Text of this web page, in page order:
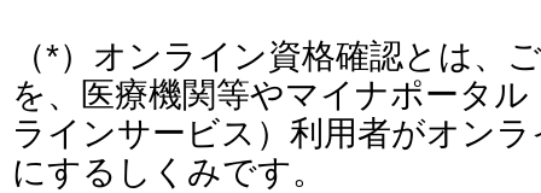
（*）オンライン資格確認とは、
を、医療機関等やマイナポータ
ラインサービス）利用者がオン
にするしくみです。